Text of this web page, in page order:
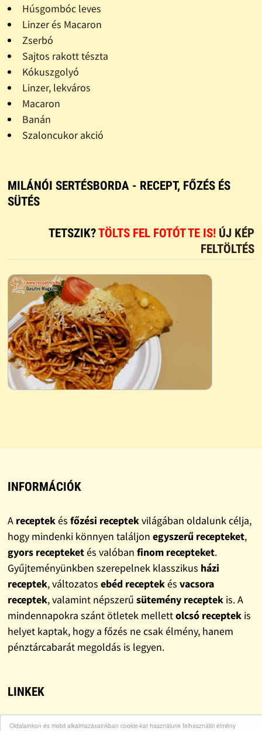
Oldalainkon és mobil alkalmazásainkban cookie-kat használunk felhasználói élmény
Húsgombóc leves
Linzer és Macaron
Zserbó
Sajtos rakott tészta
Kókuszgolyó
Linzer, lekváros
Macaron
Banán
Szaloncukor akció
MILÁNÓI SERTÉSBORDA - RECEPT, FŐZÉS ÉS
SÜTÉS
TETSZIK?TÖLTS FEL FOTÓT TE IS! ÚJ KÉP
FELTÖLTÉS
INFORMÁCIÓK
A receptekés főzési receptekvilágában oldalunk célja,
hogy mindenki könnyen találjon egyszerű recepteket,
gyors recepteketés valóban finom recepteket.
Gyűjteményünkben szerepelnek klasszikus házi
receptek, változatos ebéd receptekés vacsora
receptek, valamint népszerű sütemény receptekis. A
mindennapokra szánt ötletek mellettolcsó receptekis
helyet kaptak, hogy a főzés ne csak élmény, hanem
pénztárcabarát megoldás is legyen.
LINKEK
Bohócdoktor